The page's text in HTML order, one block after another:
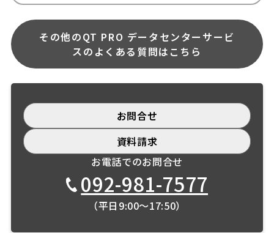
その他のQT PRO データセンターサービ
スのよくある質問はこちら
お問合せ
資料請求
お電話でのお問合せ
092-981-7577
（平日9:00〜17:50）